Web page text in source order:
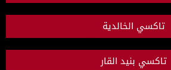
تاكسي الخالدية
تاكسي بنيد القار